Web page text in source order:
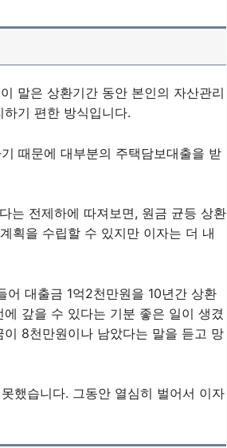
말은 상환기간 동안 본인의 자산관리
기 편한 방식입니다.
때문에 대부분의 주택담보대출을 받
는 전제하에 따져보면, 원금 균등 상환
획을 수립할 수 있지만 이자는 더 내
어 대출금 1억2천만원을 10년간 상환
갚을 수 있다는 기분 좋은 일이 생겼
8천만원이나 남았다는 말을 듣고 망
했습니다. 그동안 열심히 벌어서 이자